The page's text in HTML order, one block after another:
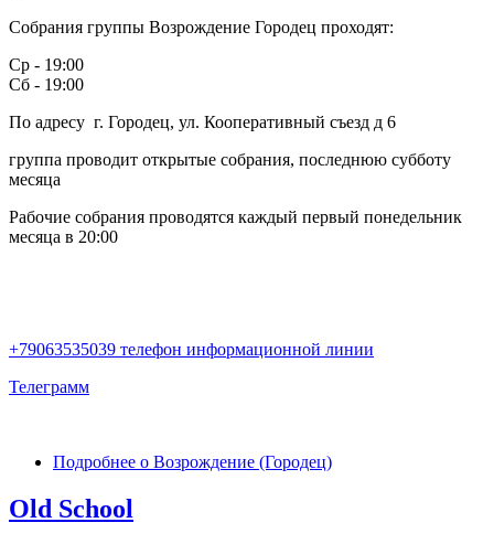
Собрания группы Возрождение Городец проходят:
Ср - 19:00
Сб - 19:00
По адресу г. Городец, ул. Кооперативный съезд д 6
группа проводит открытые собрания, последнюю субботу
месяца
Рабочие собрания проводятся каждый первый понедельник
месяца в 20:00
+79063535039 телефон информационной линии
Телеграмм
Подробнее о Возрождение (Городец)
Old School